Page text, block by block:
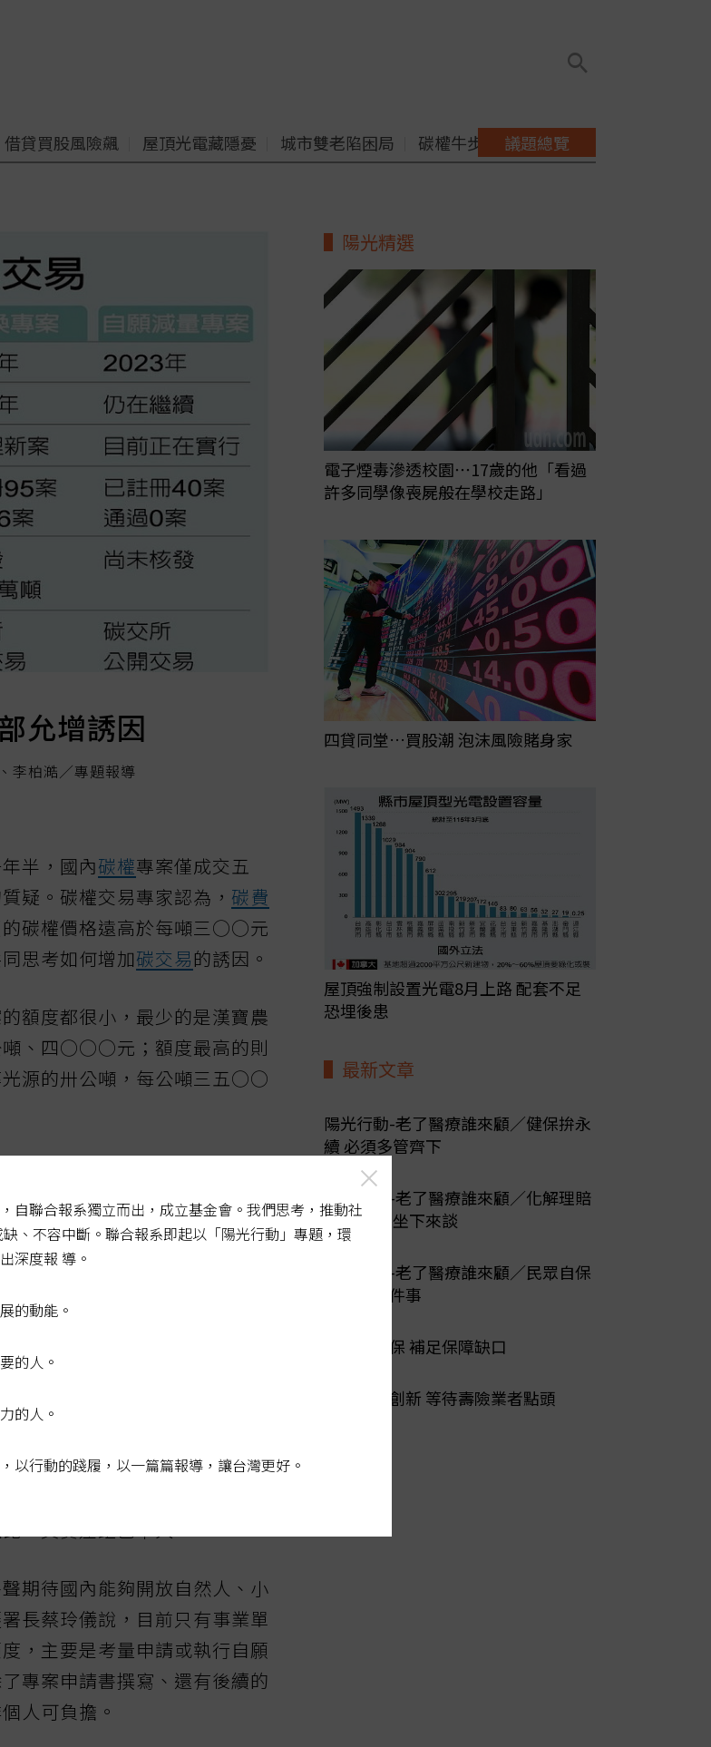
借貸買股風險飆 屋頂光電藏隱憂 城市雙老陷困局 碳權牛步缺配套議題總覽
允增誘因
李柏澔／專題報導
半，國內碳權專案僅成交五
疑。碳權交易專家認為， 碳費
的碳權價格遠高於每噸三○○元
思考如何增加碳交易的誘因。
額度都很小，最少的是漢寶農
噸、四○○○元；額度最高的則
源的卅公噸，每公噸三五○○
扣，單價也不高，一公噸僅三
三○○○至四○○○元相比，成
，實際負擔碳費還會更低，因
換碳費；反而較可能用於ＥＳ
強化社會責任與企業形象。
發成本。碳權從專案設計、撰
查與註冊，執行後還須再經查
墊高成本，使價格難降。
費偏低。以歐盟四月公布今年
十五點三六歐元計算，折合台
，其實差距已不大。
期待國內能夠開放自然人、小
長蔡玲儀說，目前只有事業單
，主要是考量申請或執行自願
專案申請書撰寫、還有後續的
人可負擔。
陽光精選
電子煙毒滲透校園⋯17歲的他「看過
許多同學像喪屍般在學校走路」
四貸同堂…買股潮 泡沫風險賭身家
屋頂強制設置光電8月上路 配套不足
恐埋後患
最新文章
陽光行動-老了醫療誰來顧／健保拚永
續 必須多管齊下
陽光行動-老了醫療誰來顧／化解理賠
爭議 醫保坐下來談
陽光行動-老了醫療誰來顧／民眾自保
先做好三件事
第二層健保 補足保障缺口
公私協力創新 等待壽險業者點頭
自聯合報系獨立而出，成立基金會。我們思考，推動社
、不容中斷。聯合報系即起以「陽光行動」專題，環
深度報 導。
的動能。
的人。
的人。
以行動的踐履，以一篇篇報導，讓台灣更好。